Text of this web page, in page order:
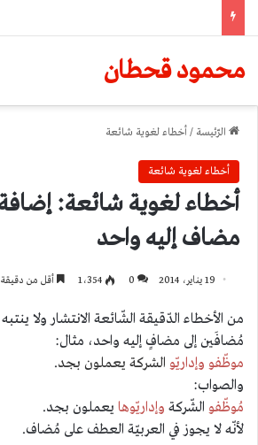
محمود قحطان
الرّئيسة / أخطاء لغوية شائعة
أخطاء لغوية شائعة
أخطاء لغوية شائعة:
مضاف إليه واحد
19 يناير، 2014 0 1٬354 أقل من دقيقة
من الأخطاء الدّقيقة الشّائعة الانتشار ولا
مُضافَين إلى مضافٍ إليه واحد، مثال:
موظّفو وإداريّو الشركة يعملون بجد.
والصواب:
مُوظّفو الشّركة وإداريّوها يعملون بجد.
لأنّه لا يجوز في العربيّة العطف على مُضاف.